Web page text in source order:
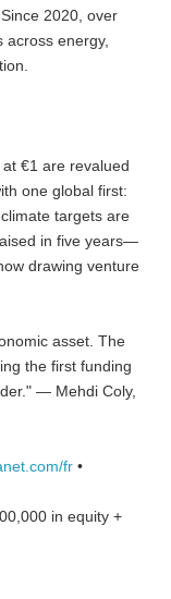
2020, over
across energy,
€1 are revalued
one global first:
targets are
in five years—
drawing venture
asset. The
the first funding
— Mehdi Coly,
fr •
in equity +